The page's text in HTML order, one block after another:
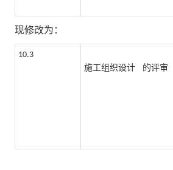
现修改为：
10.3
施工组织设计
的评审